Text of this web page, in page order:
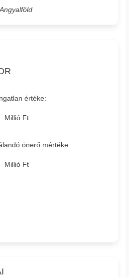
értéke:
Millió Ft
önerő mértéke:
Millió Ft